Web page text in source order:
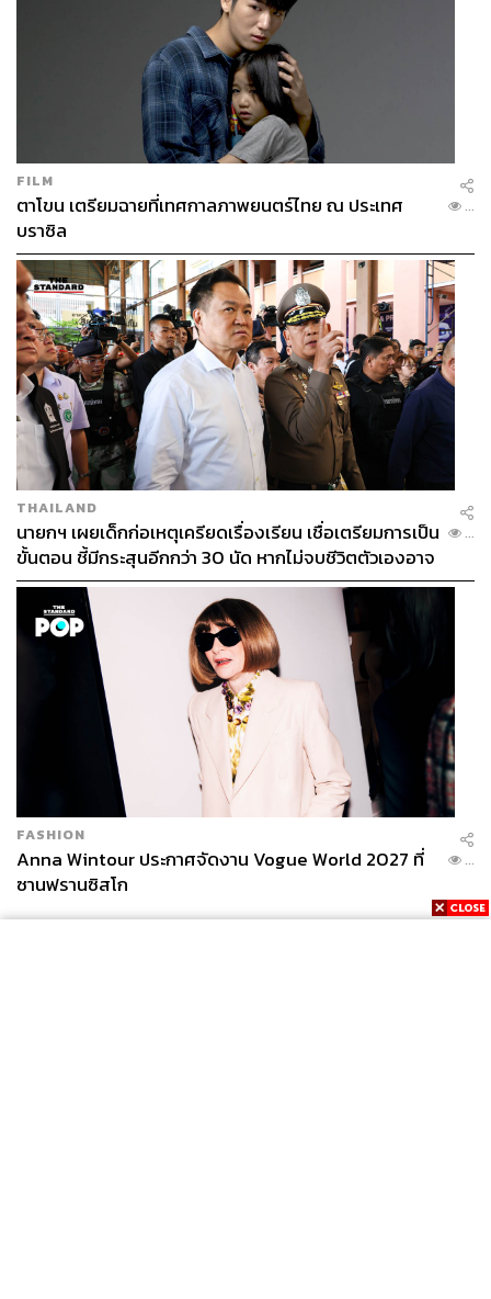
FILM
ตาโขน เตรียมฉายที่เทศกาลภาพยนตร์ไทย ณ ประเทศ
บราซิล
...
THAILAND
นายกฯ เผยเด็กก่อเหตุเครียดเรื่องเรียน เชื่อเตรียมการเป็น
ขั้นตอน ชี้มีกระสุนอีกกว่า 30 นัด หากไม่จบชีวิตตัวเองอาจ
สูญเสียเพิ่ม
...
FASHION
Anna Wintour ประกาศจัดงาน Vogue World 2027 ที่
ซานฟรานซิสโก
...